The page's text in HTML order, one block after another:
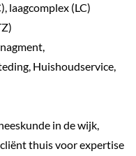
laagcomplex (LC)
Huishoudservice,
in de wijk,
thuis voor expertise